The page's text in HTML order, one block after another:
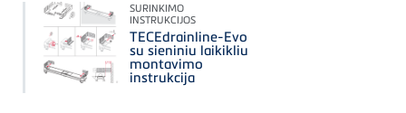
SURINKIMO
INSTRUKCIJOS
TECEdrainline-Evo
su sieniniu laikikliu
montavimo
instrukcija